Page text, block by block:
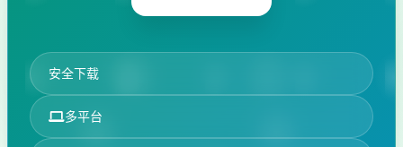
安全下载
多平台